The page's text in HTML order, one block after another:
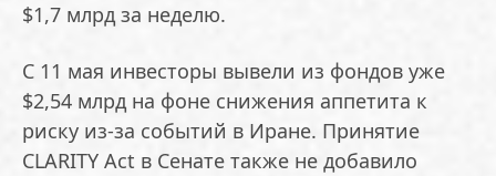
$1,7 млрд за неделю.
С 11 мая инвесторы вывели из фондов уже
$2,54 млрд на фоне снижения аппетита к
риску из-за событий в Иране. Принятие
CLARITY Act в Сенате также не добавило